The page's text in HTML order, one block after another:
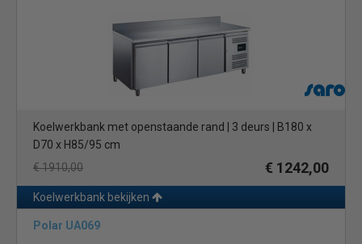
Koelwerkbank met openstaande rand | 3 deurs | B180 x
D70 x H85/95 cm
€ 1910,00
€ 1242,00
Koelwerkbank bekijken
Polar UA069